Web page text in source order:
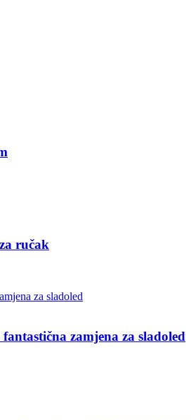
ručak
zamjena za sladoled